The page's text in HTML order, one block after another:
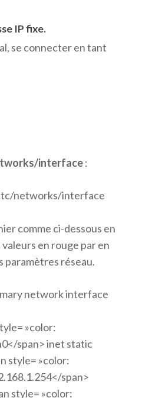
IP fixe.
se connecter en tant
interface:
networks/interface
comme ci-dessous en
en rouge par en
paramètres réseau.
network interface
»color:
span> inet static
style= »color:
span>
style= »color: